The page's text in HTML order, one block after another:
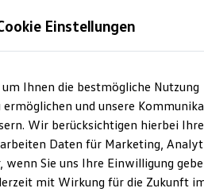
Einstellungen
Ihnen die bestmögliche Nutzung
ermöglichen und unsere
Wir berücksichtigen hierbei Ihre
Daten für Marketing,
wenn Sie uns Ihre Einwilligung
mit Wirkung für die Zukunft